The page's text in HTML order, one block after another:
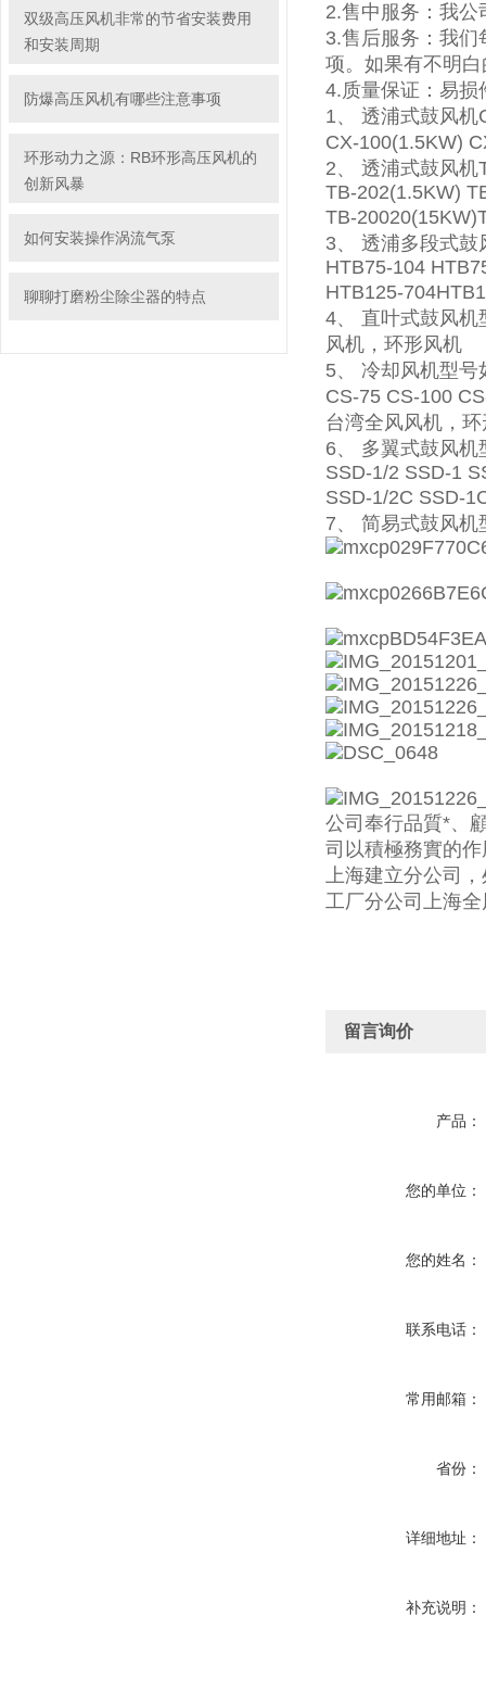
双级高压风机非常的节省安装费用
和安装周期
防爆高压风机有哪些注意事项
环形动力之源：RB环形高压风机的
创新风暴
如何安装操作涡流气泵
聊聊打磨粉尘除尘器的特点
2.售中服务：我
3.售后服务：我
项。如果有不明
4.质量保证：易损
1、 透浦式鼓风
CX-100(1.5KW)
2、 透浦式鼓风
TB-202(1.5KW)
TB-
3、 透浦多段式
HTB75-104
HTB125-
4、 直叶式鼓风机
风机，环形风机
5、 冷却风机型
CS-75 CS-100
台湾全风风机，
6、 多翼式鼓风
SSD-1/2 SSD-1
SSD-1/2C SSD-
7、 简易式鼓风
公司奉行品質*、
司以積極務實的
上海建立分公司
工厂分公司上海
留言询价
产品：
您的单位：
您的姓名：
联系电话：
常用邮箱：
省份：
详细地址：
补充说明：